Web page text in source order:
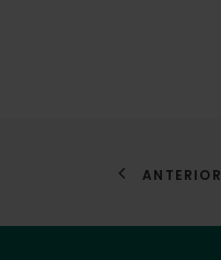
ANTERIOR